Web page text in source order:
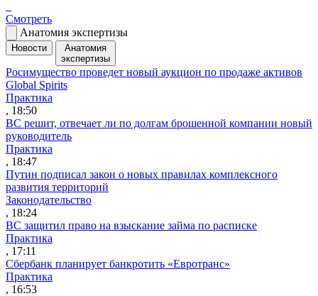
Смотреть
Анатомия экспертизы
Новости
Анатомия
экспертизы
Росимущество проведет новый аукцион по продаже активов
Global Spirits
Практика
, 18:50
ВС решит, отвечает ли по долгам брошенной компании новый
руководитель
Практика
, 18:47
Путин подписал закон о новых правилах комплексного
развития территорий
Законодательство
, 18:24
ВС защитил право на взыскание займа по расписке
Практика
, 17:11
Сбербанк планирует банкротить «Евротранс»
Практика
, 16:53